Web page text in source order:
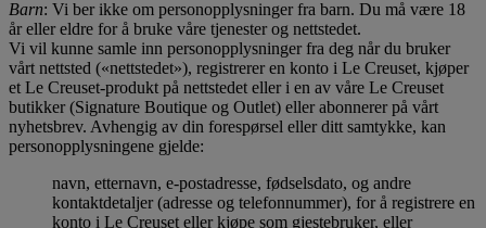
Barn: Vi ber ikke om personopplysninger fra barn. Du må være 18
år eller eldre for å bruke våre tjenester og nettstedet.
Vi vil kunne samle inn personopplysninger fra deg når du bruker
vårt nettsted («nettstedet»), registrerer en konto i Le Creuset, kjøper
et Le Creuset-produkt på nettstedet eller i en av våre Le Creuset
butikker (Signature Boutique og Outlet) eller abonnerer på vårt
nyhetsbrev. Avhengig av din forespørsel eller ditt samtykke, kan
personopplysningene gjelde:
navn, etternavn, e-postadresse, fødselsdato, og andre
kontaktdetaljer (adresse og telefonnummer), for å registrere en
konto i Le Creuset eller kjøpe som gjestebruker, eller